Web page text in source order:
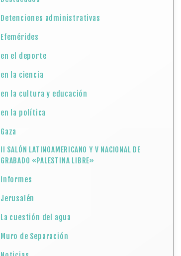
Detenciones administrativas
Efemérides
en el deporte
en la ciencia
en la cultura y educación
en la política
Gaza
II SALÓN LATINOAMERICANO Y V NACIONAL DE
GRABADO «PALESTINA LIBRE»
Informes
Jerusalén
La cuestión del agua
Muro de Separación